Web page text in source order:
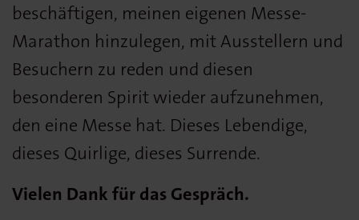
beschäftigen, meinen eigenen Messe-
Marathon hinzulegen, mit Ausstellern und
Besuchern zu reden und diesen
besonderen Spirit wieder aufzunehmen,
den eine Messe hat. Dieses Lebendige,
dieses Quirlige, dieses Surrende.
Vielen Dank für das Gespräch.